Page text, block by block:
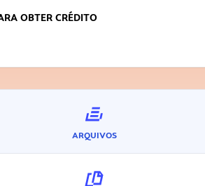
OBTER CRÉDITO
ARQUIVOS